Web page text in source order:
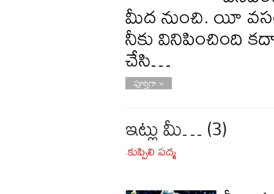
మీద నుంచి. యీ
నీకు వినిపించింది
చేసి…
పూర్తిగా »
ఇట్లు మీ… (3)
-కుప్పిలి పద్మ